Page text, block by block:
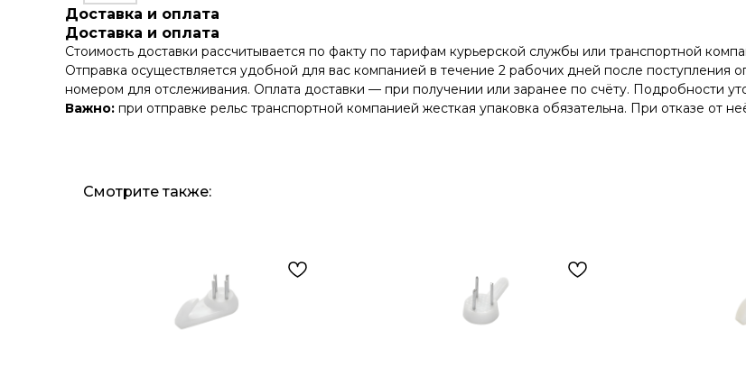
Доставка и оплата
Доставка и оплата
Стоимость доставки рассчитывается по факту по тарифам курьерской службы или транспортной
Отправка осуществляется удобной для вас компанией в течение 2 рабочих дней после поступления
номером для отслеживания. Оплата доставки — при получении или заранее по счёту. Подробности
Важно: при отправке рельс транспортной компанией жесткая упаковка обязательна. При отказе от
Смотрите также: